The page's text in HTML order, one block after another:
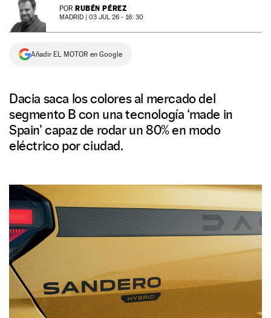
NEWSLETTER POR RUBÉN PÉREZ
MADRID | 03 JUL 26 - 16: 30
Añadir EL MOTOR en Google
Dacia saca los colores al mercado del
segmento B con una tecnología ‘made in
Spain’ capaz de rodar un 80% en modo
eléctrico por ciudad.